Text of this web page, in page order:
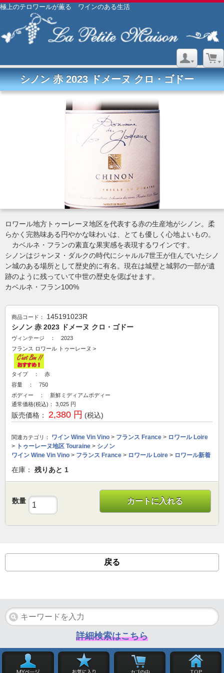
極上のテロワールが薫る ワインのある生活
シノン 赤 2023 ドメーヌ クロ・ゴドー
ロワール地方トゥーレーヌ地区を代表する赤の生産地がシノン。柔
らかく完熟味ある円やかな味わいは、とても優しく心地よいもの。
カベルネ・フランの素直な果実感を表現するワインです。
シノンはジャンヌ・ダルクの時代にシャルル7世王が住んでいたシノ
ン城のある場所として歴史的に有名。現在は城壁と城郭の一部が遺
跡のように残っていて中世の歴史を偲ばせます。
カベルネ・フラン100%
商品コード：
145191023R
シノン 赤 2023 ドメーヌ クロ・ゴドー
ヴィンテージ ： 2023
フランス ロワール トゥーレーヌ >
タイプ ： 赤
容量 ： 750
ボディー ： 新鮮ミディアムボディー
通常価格(税込)：
3,025 円
販売価格： 2,380 円 (税込)
関連カテゴリ： ワイン Wine Vin Vino > フランス France > ロワール Loire
>
トゥーレーヌ地区 Touraine > シノン
ワイン Wine Vin Vino > フランス France > ロワール Loire > ロワール新着
在庫： 残りあと 1
数量 カートに入れる
戻る
詳細検索はこちら